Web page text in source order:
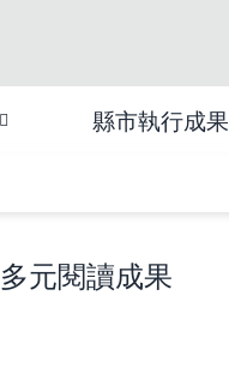
縣市執行成果
多元閱讀成果